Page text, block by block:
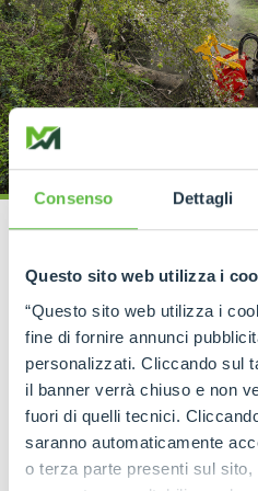
Consenso Dettagli
Questo sito web utilizza i
“Questo sito web utilizza i
fine di fornire annunci
personalizzati. Cliccando sul
il banner verrà chiuso e non
fuori di quelli tecnici.
saranno automaticamente
o terza parte presenti sul sito,
MEZZI
Risparmia tempo
dumper
Con capacità di carico
gestione avanzato delle